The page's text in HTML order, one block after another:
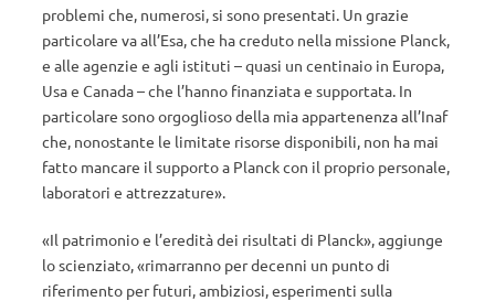
problemi che, numerosi, si sono presentati. Un grazie
particolare va all’Esa, che ha creduto nella missione Planck,
e alle agenzie e agli istituti – quasi un centinaio in Europa,
Usa e Canada – che l’hanno finanziata e supportata. In
particolare sono orgoglioso della mia appartenenza all’Inaf
che, nonostante le limitate risorse disponibili, non ha mai
fatto mancare il supporto a Planck con il proprio personale,
laboratori e attrezzature».
«Il patrimonio e l’eredità dei risultati di Planck», aggiunge
lo scienziato, «rimarranno per decenni un punto di
riferimento per futuri, ambiziosi, esperimenti sulla